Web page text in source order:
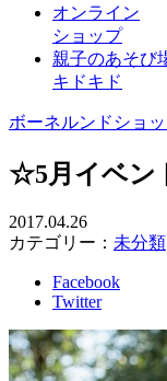
オンライン
ショップ
親子のあそび
キドキド
ボーネルンドショ
☆5月イベン
2017.04.26
カテゴリー： 未分類
Facebook
Twitter